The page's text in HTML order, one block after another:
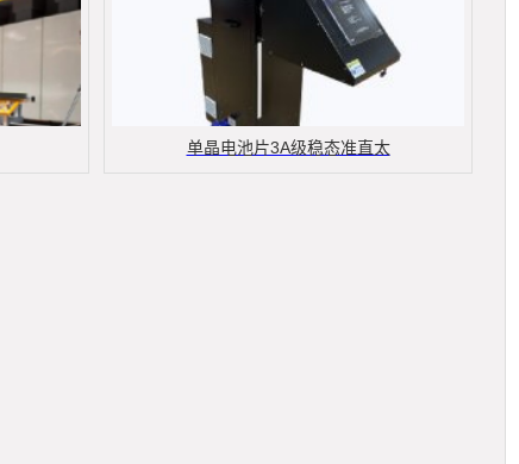
单晶电池片3A级稳态准直太